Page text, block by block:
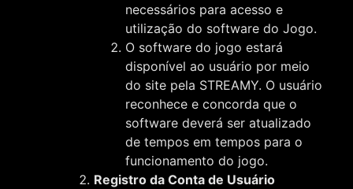
necessários para acesso e
utilização do software do Jogo.
O software do jogo estará
disponível ao usuário por meio
do site pela STREAMY. O usuário
reconhece e concorda que o
software deverá ser atualizado
de tempos em tempos para o
funcionamento do jogo.
Registro da Conta de Usuário